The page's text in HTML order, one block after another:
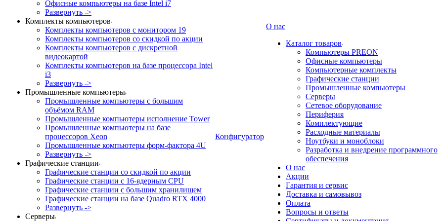
Офисные компьютеры на базе Intel i7
Развернуть ->
Комплекты компьютеров
Комплекты компьютеров с монитором 19
Комплекты компьютеров со скидкой по акции
Комплекты компьютеров с дискретной
видеокартой
Комплекты компьютеров на базе процессора Intel
i3
Развернуть ->
Промышленные компьютеры
Промышленные компьютеры с большим
объёмом RAM
Промышленные компьютеры исполнение Tower
Промышленные компьютеры на базе
процессоров Xeon
Промышленные компьютеры форм-фактора 4U
Развернуть ->
Графические станции
Графические станции со скидкой по акции
Графические станции с 16-ядерным CPU
Графические станции с большим хранилищем
Графические станции на базе Quadro RTX 4000
Развернуть ->
Серверы
Конфигуратор
О нас
Каталог товаров
Компьютеры PREON
Офисные компьютеры
Компьютерные комплекты
Графические станции
Промышленные компьютеры
Серверы
Сетевое оборудование
Периферия
Комплектующие
Расходные материалы
Ноутбуки и моноблоки
Разработка и внедрение программного
обеспечения
О нас
Акции
Гарантия и сервис
Доставка и самовывоз
Оплата
Вопросы и ответы